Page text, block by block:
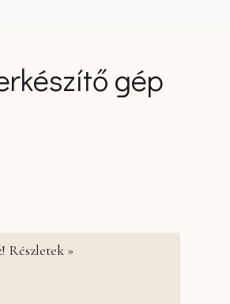
TOP választás
gép
Részletek »